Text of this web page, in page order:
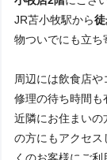
JR苫小牧駅から
物ついでにも立ち
周辺には飲食店や
修理の待ち時間も
近隣にお住まいの
の方にもアクセス